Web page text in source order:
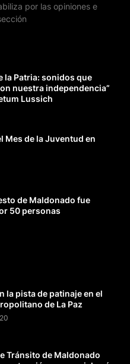
por las opiniones e
la Patria: sonidos que
nuestra independencia”
Lussich
Mes de la Juventud en
de Maldonado fue
50 personas
la pista de patinaje en el
de La Paz
Tránsito de Maldonado